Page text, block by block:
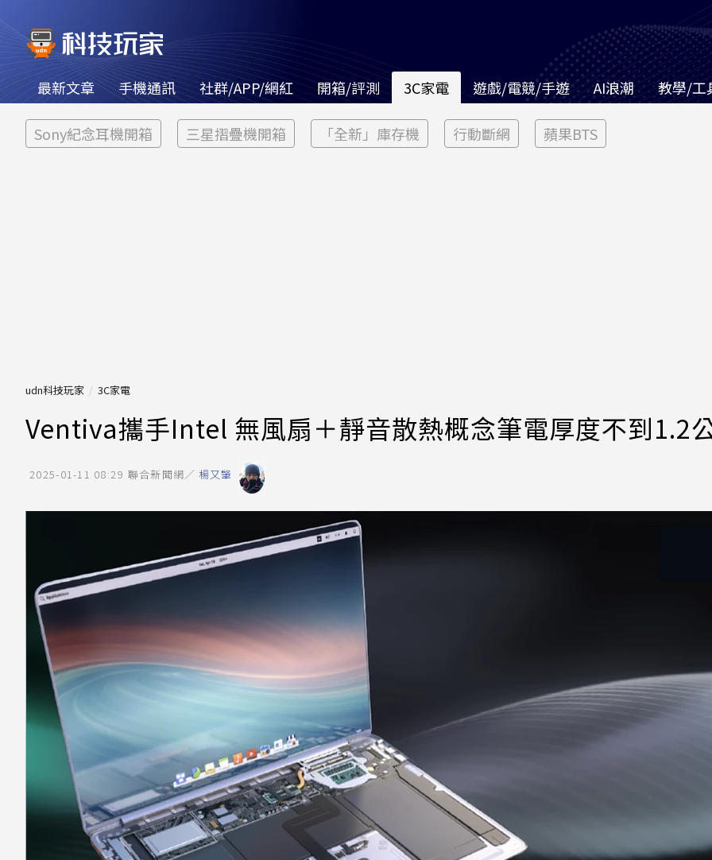
最新文章 手機通訊 社群/APP/網紅 開箱/評測 3C家電 遊戲/電競/手遊 AI浪潮 教學/工
Sony紀念耳機開箱 三星摺疊機開箱 「全新」庫存機 行動斷網 蘋果BTS
udn科技玩家 3C家電
Ventiva攜手Intel 無風扇＋靜音散熱概念筆電厚度不到1.2
2025-01-11 08:29 聯合新聞網／ 楊又肇